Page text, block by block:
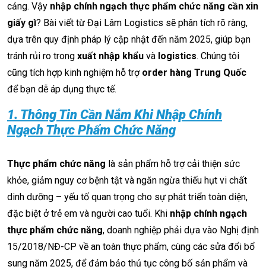
cảng. Vậy nhập chính ngạch thực phẩm chức năng cần xin
giấy gì? Bài viết từ Đại Lâm Logistics sẽ phân tích rõ ràng,
dựa trên quy định pháp lý cập nhật đến năm 2025, giúp bạn
tránh rủi ro trong xuất nhập khẩu và logistics. Chúng tôi
cũng tích hợp kinh nghiệm hỗ trợ order hàng Trung Quốc
để bạn dễ áp dụng thực tế.
1. Thông Tin Cần Nắm Khi Nhập Chính
Ngạch Thực Phẩm Chức Năng
Thực phẩm chức năng là sản phẩm hỗ trợ cải thiện sức
khỏe, giảm nguy cơ bệnh tật và ngăn ngừa thiếu hụt vi chất
dinh dưỡng – yếu tố quan trọng cho sự phát triển toàn diện,
đặc biệt ở trẻ em và người cao tuổi. Khi nhập chính ngạch
thực phẩm chức năng, doanh nghiệp phải dựa vào Nghị định
15/2018/NĐ-CP về an toàn thực phẩm, cùng các sửa đổi bổ
sung năm 2025, để đảm bảo thủ tục công bố sản phẩm và